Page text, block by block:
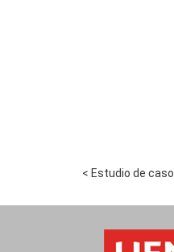
< Estudio de caso